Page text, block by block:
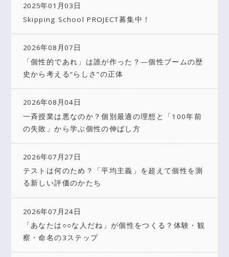
2025年01月03日
Skipping School PROJECT募集中！
2026年08月07日
「個性的であれ」は誰が作った？—個性ブームの歴
史から考える“らしさ”の正体
2026年08月04日
一斉授業は悪なのか？個別最適の理想と「100年前
の失敗」から学ぶ個性の伸ばし方
2026年07月27日
テストは何のため？「平均主義」を超えて個性を測
る新しい評価のかたち
2026年07月24日
「あなたは○○な人だね」が個性をつくる？体験・観
察・命名の3ステップ